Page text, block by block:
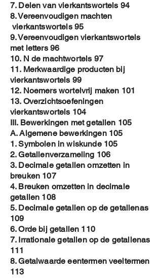
7. Delen van vierkantswortels 94
8. Vereenvoudigen machten
vierkantswortels 95
9. Vereenvoudigen vierkantswortels
met letters 96
10. N de machtwortels 97
11. Merkwaardige producten bij
vierkantswortels 99
12. Noemers wortelvrij maken 101
13. Overzichtsoefeningen
vierkantswortels 104
III. Bewerkingen met getallen 105
A. Algemene bewerkingen 105
1. Symbolen in wiskunde 105
2. Getallenverzameling 106
3. Decimale getallen omzetten in
breuken 107
4. Breuken omzetten in decimale
getallen 108
5. Decimale getallen op de getallenas
109
6. Orde bij getallen 110
7. Irrationale getallen op de getallenas
111
8. Getalwaarde eentermen veeltermen
113